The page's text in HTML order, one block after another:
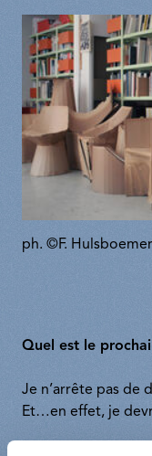
ph. ©F. Hulsboemer
Quel est le
Je n’arrête pas de
Et…en effet, je